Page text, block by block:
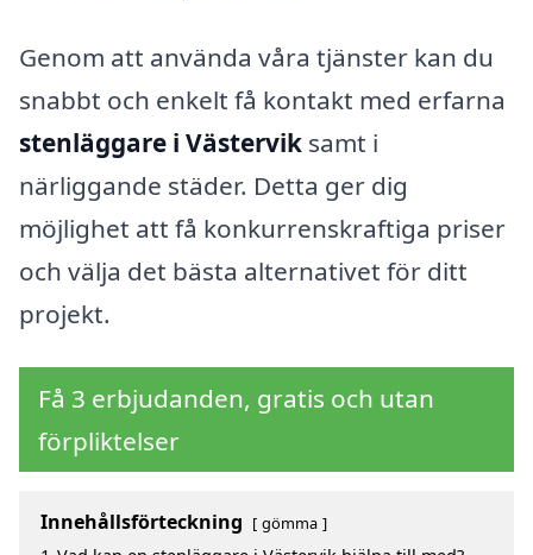
Genom att använda våra tjänster kan du
snabbt och enkelt få kontakt med erfarna
stenläggare i Västervik samt i
närliggande städer. Detta ger dig
möjlighet att få konkurrenskraftiga priser
och välja det bästa alternativet för ditt
projekt.
Få 3 erbjudanden, gratis och utan
förpliktelser
Innehållsförteckning gömma